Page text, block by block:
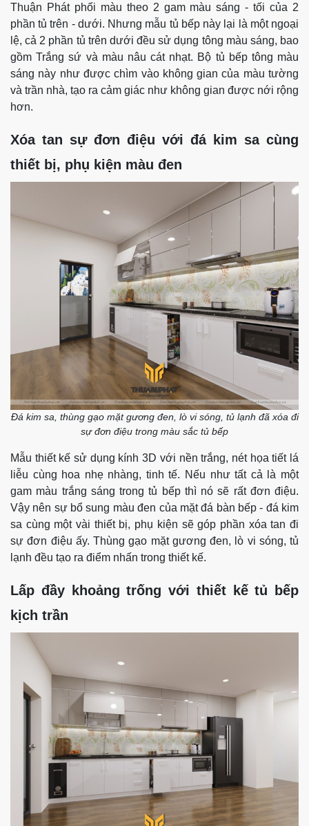
Thuận Phát phối màu theo 2 gam màu sáng - tối của 2
phần tủ trên - dưới. Nhưng mẫu tủ bếp này lại là một ngoại
lệ, cả 2 phần tủ trên dưới đều sử dụng tông màu sáng, bao
gồm Trắng sứ và màu nâu cát nhạt. Bộ tủ bếp tông màu
sáng này như được chìm vào không gian của màu tường
và trần nhà, tạo ra cảm giác như không gian được nới rộng
hơn.
Xóa tan sự đơn điệu với đá kim sa cùng
thiết bị, phụ kiện màu đen
Đá kim sa, thùng gạo mặt gương đen, lò vi sóng, tủ lạnh đã xóa đi
sự đơn điệu trong màu sắc tủ bếp
Mẫu thiết kế sử dụng kính 3D với nền trắng, nét họa tiết lá
liễu cùng hoa nhẹ nhàng, tinh tế. Nếu như tất cả là một
gam màu trắng sáng trong tủ bếp thì nó sẽ rất đơn điệu.
Vậy nên sự bổ sung màu đen của mặt đá bàn bếp - đá kim
sa cùng một vài thiết bị, phụ kiện sẽ góp phần xóa tan đi
sự đơn điệu ấy. Thùng gạo mặt gương đen, lò vi sóng, tủ
lạnh đều tạo ra điểm nhấn trong thiết kế.
Lấp đầy khoảng trống với thiết kế tủ bếp
kịch trần